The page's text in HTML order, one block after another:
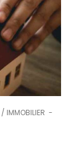
/ IMMOBILIER